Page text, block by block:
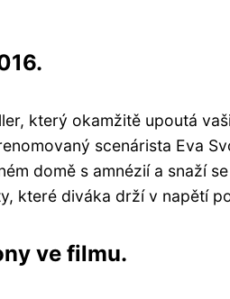
který okamžitě upoutá
scenárista Eva
domě s amnézií a snaží
které diváka drží v napětí
ve filmu.